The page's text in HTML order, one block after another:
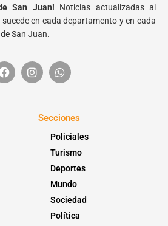
San Juan! Noticias actualizadas al
en cada departamento y en cada
San Juan.
Secciones
Policiales
Turismo
Deportes
Mundo
Sociedad
Política